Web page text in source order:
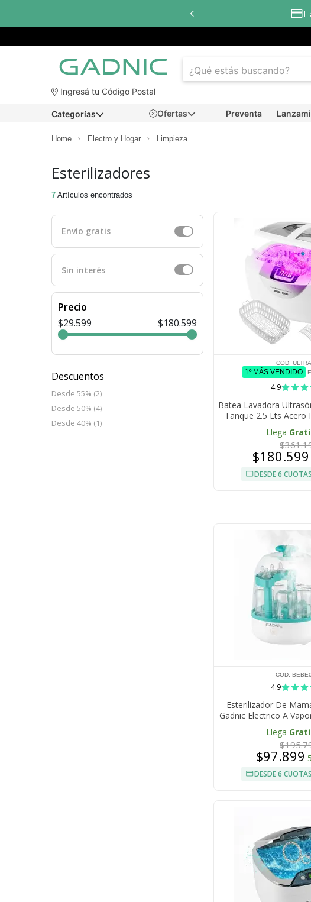
Ingresá tu Código Postal
Ofertas Preventa
Categorías
Home Electro y Hogar Limpieza
Esterilizadores
7 Artículos encontrados
Envío gratis
Sin interés
Precio
$29.599
$180.599
Descuentos
Desde 55% (2)
Desde 50% (4)
Desde 40% (1)
COD.
1º MÁS VENDIDO
4.9
Batea Lavadora
Tanque 2.5 Lts Acero
50Hz
Llega
$180.599
DESDE 6
COD.
4.9
Esterilizador De
Gadnic Electrico A
6
Llega
$97.899
DESDE 6